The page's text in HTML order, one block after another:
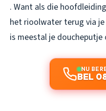
. Want als die
het rioolwater terug via
is meestal je
NU
BEL